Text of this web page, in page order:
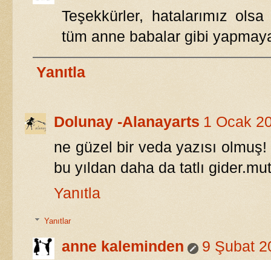
Teşekkürler, hatalarımız
tüm anne babalar gibi
Yanıtla
Dolunay -Alanayarts 1 Ocak
ne güzel bir veda yazısı
bu yıldan daha da tatlı
Yanıtla
Yanıtlar
anne kaleminden 9 Şubat